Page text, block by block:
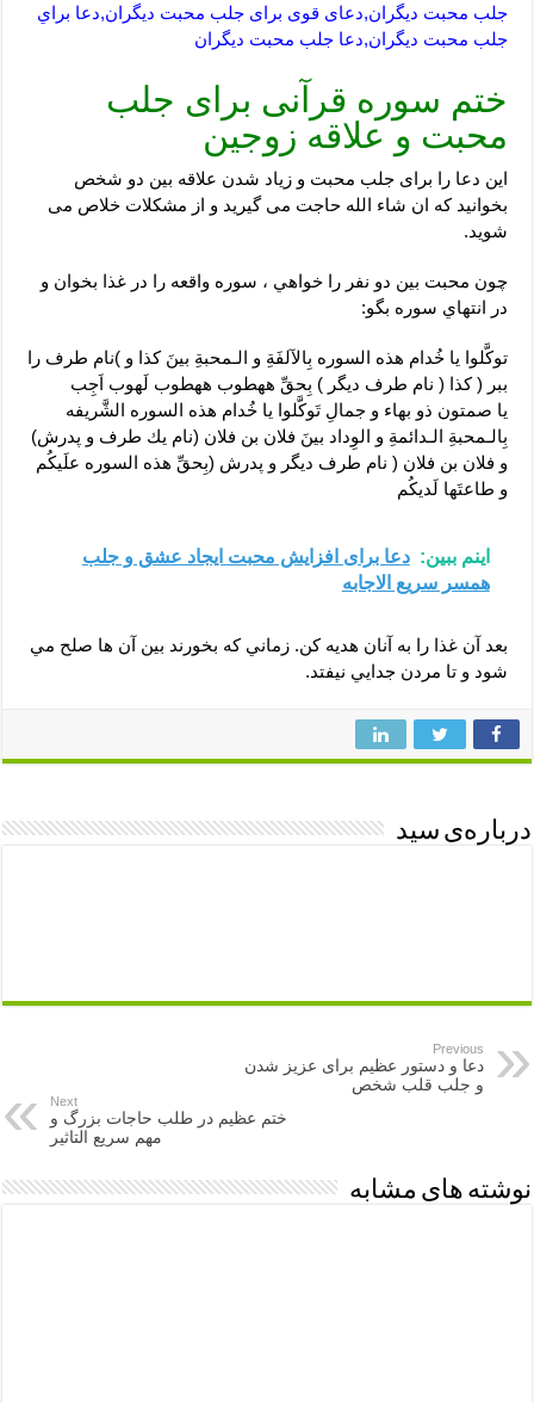
جلب محبت دیگران,دعای قوی برای جلب محبت دیگران,دعا براي
جلب محبت ديگران,دعا جلب محبت دیگران
ختم سوره قرآنی برای جلب
محبت و علاقه زوجین
این دعا را برای جلب محبت و زیاد شدن علاقه بین دو شخص
بخوانید که ان شاء الله حاجت می گیرید و از مشکلات خلاص می
شوید.
چون محبت بين دو نفر را خواهي ، سوره واقعه را در غذا بخوان و
در انتهاي سوره بگو:
توكَّلوا يا خُدام هذه السوره بِالآلفَةِ و الـمحبةِ بينَ كذا و )نام طرف را
ببر ( كذا ( نام طرف ديگر ) بِحقِّ ههطوب ههطوب لَهوب اَجِب
يا صمتون ذو بهاء و جمالِ تَوكَّلوا يا خُدام هذه السوره الشَّريفه
بِالـمحبةِ الـدائمةِ و الوِداد بينَ فلان بن فلان (نام يك طرف و پدرش)
و فلان بن فلان ( نام طرف ديگر و پدرش (بِحقِّ هذه السوره علَيكُم
و طاعتَها لَديكُم
اینم ببین: دعا برای افزایش محبت ایجاد عشق و جلب
همسر سریع الاجابه
بعد آن غذا را به آنان هديه كن. زماني كه بخورند بين آن ها صلح مي
شود و تا مردن جدايي نيفتد.
درباره‌ی سید
Previous
دعا و دستور عظیم برای عزیز شدن
و جلب قلب شخص
Next
ختم عظیم در طلب حاجات بزرگ و
مهم سریع التاثیر
نوشته های مشابه